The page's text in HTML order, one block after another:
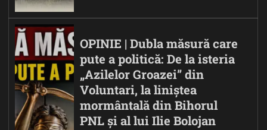
OPINIE | Dubla măsură care
pute a politică: De la isteria
„Azilelor Groazei” din
Voluntari, la liniștea
mormântală din Bihorul
PNL și al lui Ilie Bolojan